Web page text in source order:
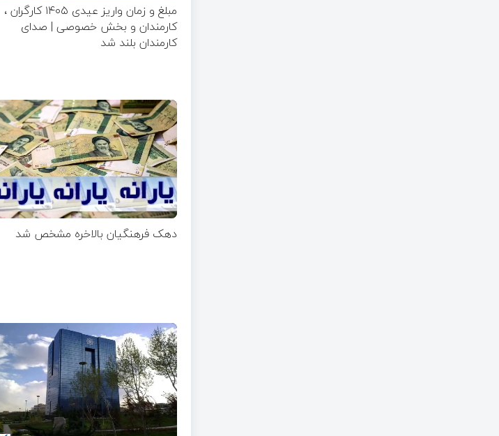
مبلغ و زمان واریز عیدی ۱۴۰۵ کارگران ،
کارمندان و بخش خصوصی | صدای
کارمندان بلند شد
دهک فرهنگیان بالاخره مشخص شد